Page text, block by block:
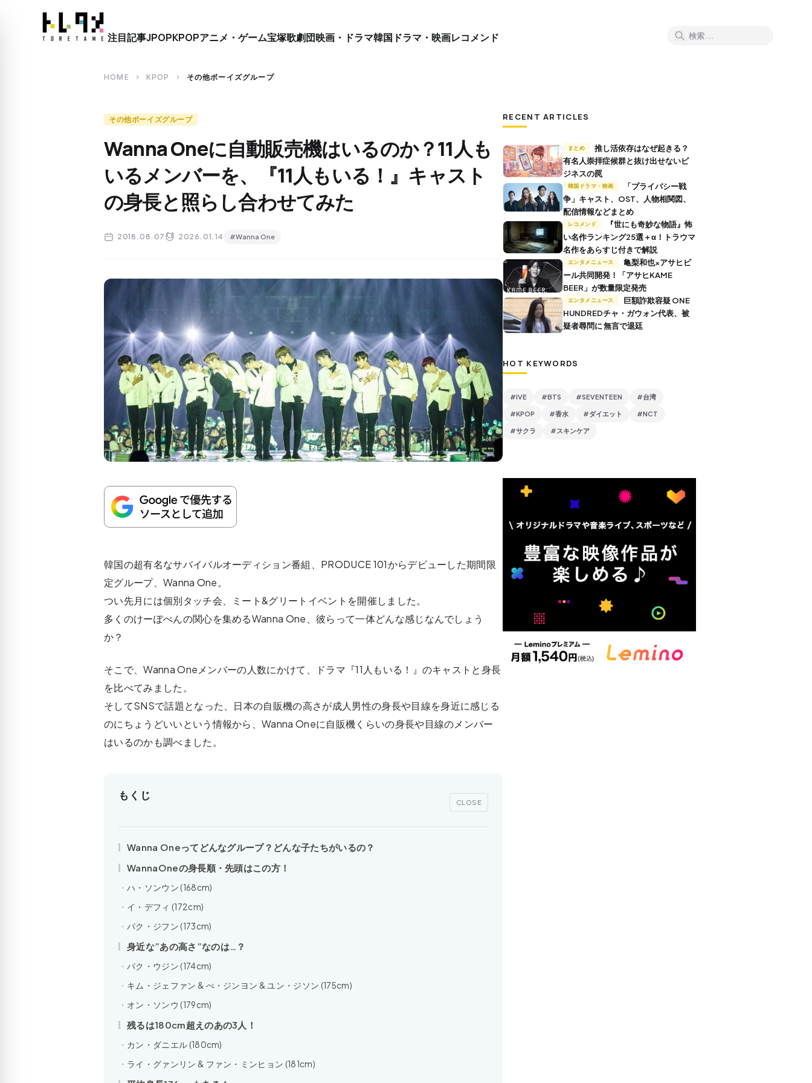
close
注目記事JPOPKPOPアニメ・ゲーム宝塚歌劇団映画・ドラマ韓国ドラマ・映画レコメンド
HOME chevron_right KPOP chevron_right その他ボーイズグループ
その他ボーイズグループ
Wanna Oneに自動販売機はいるのか？11人も
いるメンバーを、『11人もいる！』キャスト
の身長と照らし合わせてみた
2018.08.07 2026.01.14 #Wanna One
韓国の超有名なサバイバルオーディション番組、PRODUCE 101からデビューした期間限
定グループ、Wanna One。
つい先月には個別タッチ会、ミート&グリートイベントを開催しました。
多くのけーぽぺんの関心を集めるWanna One、彼らって一体どんな感じなんでしょう
か？
そこで、Wanna Oneメンバーの人数にかけて、ドラマ『11人もいる！』のキャストと身長
を比べてみました。
そしてSNSで話題となった、日本の自販機の高さが成人男性の身長や目線を身近に感じる
のにちょうどいいという情報から、Wanna Oneに自販機くらいの身長や目線のメンバー
はいるのかも調べました。
もくじ
CLOSE
Wanna Oneってどんなグループ？どんな子たちがいるの？
WannaOneの身長順・先頭はこの方！
ハ・ソンウン (168cm)
イ・デフィ (172cm)
パク・ジフン (173cm)
身近な”あの高さ”なのは…？
パク・ウジン (174cm)
キム・ジェファン & ぺ・ジンヨン & ユン・ジソン (175cm)
オン・ソンウ (179cm)
残るは180cm超えのあの3人！
カン・ダニエル (180cm)
ライ・グァンリン & ファン・ミンヒョン (181cm)
RECENT ARTICLES
まとめ
推し活依存はなぜ起きる？
有名人崇拝症候群と抜け出せないビ
ジネスの罠
韓国ドラマ・映画
争」キャスト、OST、人物相関図、
配信情報などまとめ
レコメンド
い名作ランキング25選＋α！トラウマ
名作をあらすじ付きで解説
エンタメニュース
ール共同開発！「アサヒKAME
BEER」が数量限定発売
エンタメニュース
HUNDREDチャ・ガウォン代表、被
疑者尋問に 無言で退廷
HOT KEYWORDS
#IVE #BTS #SEVENTEEN #台湾
#KPOP #香水 #ダイエット #NCT
#サクラ #スキンケア